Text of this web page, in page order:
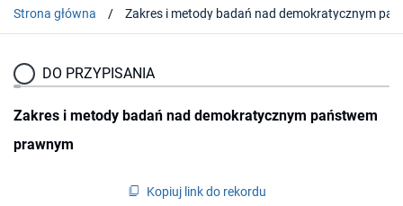
Strona główna
DO PRZYPISANIA
Zakres i metody badań nad demokratycznym państwem
prawnym
Kopiuj link do rekordu